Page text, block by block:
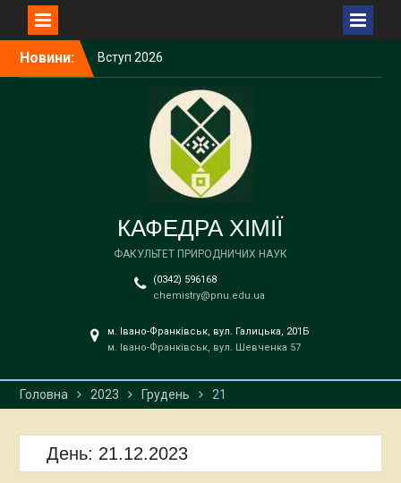
Новини:
Вступ 2026
Вступ 2026
Вступ 2026
Вступ 2026
КАФЕДРА ХІМІЇ
ФАКУЛЬТЕТ ПРИРОДНИЧИХ НАУК
(0342) 596168
chemistry@pnu.edu.ua
м. Івано-Франківськ, вул. Галицька, 201Б
м. Івано-Франківськ, вул. Шевченка 57
Головна 2023 Грудень 21
День: 21.12.2023